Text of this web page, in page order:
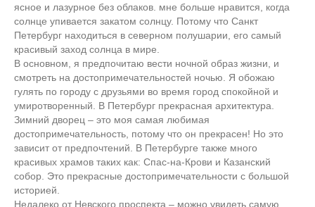
ясное и лазурное без облаков. мне больше нравится, когда
солнце упивается закатом солнцу. Потому что Санкт
Петербург находиться в северном полушарии, его самый
красивый заход солнца в мире.
В основном, я предпочитаю вести ночной образ жизни, и
смотреть на достопримечательностей ночью. Я обожаю
гулять по городу с друзьями во время город спокойной и
умиротворенный. В Петербург прекрасная архитектура.
Зимний дворец – это моя самая любимая
достопримечательность, потому что он прекрасен! Но это
зависит от предпочтений. В Петербурге также много
красивых храмов таких как: Спас-на-Крови и Казанский
собор. Это прекрасные достопримечательности с большой
историей.
Недалеко от Невского проспекта – можно увидеть самую